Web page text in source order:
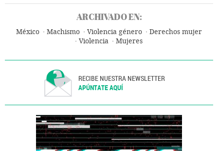
ARCHIVADO EN:
México Machismo Violencia género
Derechos mujer
Violencia
Mujeres
RECIBE NUESTRA NEWSLETTER
APÚNTATE AQUÍ